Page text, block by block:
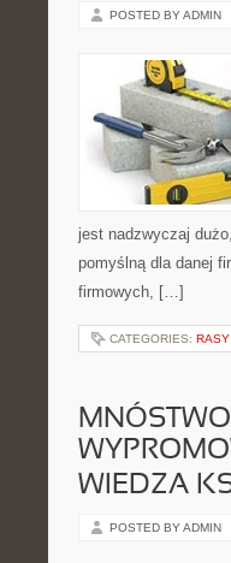
POSTED BY ADMIN
jest nadzwyczaj
pomyślną dla danej
firmowych, […]
CATEGORIES:
WIEDZA
POSTED BY ADMIN